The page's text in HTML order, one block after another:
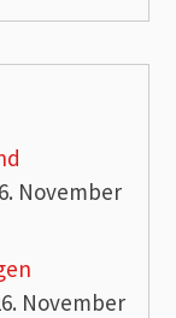
November
November